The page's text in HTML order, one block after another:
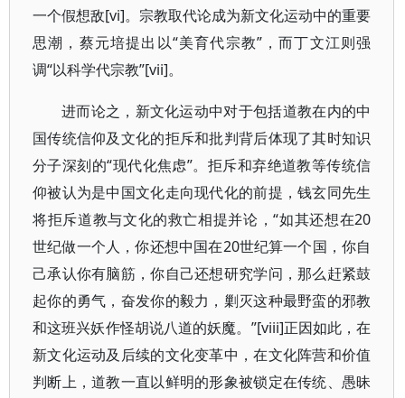
一个假想敌[vi]。宗教取代论成为新文化运动中的重要
思潮，蔡元培提出以“美育代宗教”，而丁文江则强
调“以科学代宗教”[vii]。
进而论之，新文化运动中对于包括道教在内的中
国传统信仰及文化的拒斥和批判背后体现了其时知识
分子深刻的“现代化焦虑”。拒斥和弃绝道教等传统信
仰被认为是中国文化走向现代化的前提，钱玄同先生
将拒斥道教与文化的救亡相提并论，“如其还想在20
世纪做一个人，你还想中国在20世纪算一个国，你自
己承认你有脑筋，你自己还想研究学问，那么赶紧鼓
起你的勇气，奋发你的毅力，剿灭这种最野蛮的邪教
和这班兴妖作怪胡说八道的妖魔。”[viii]正因如此，在
新文化运动及后续的文化变革中，在文化阵营和价值
判断上，道教一直以鲜明的形象被锁定在传统、愚昧